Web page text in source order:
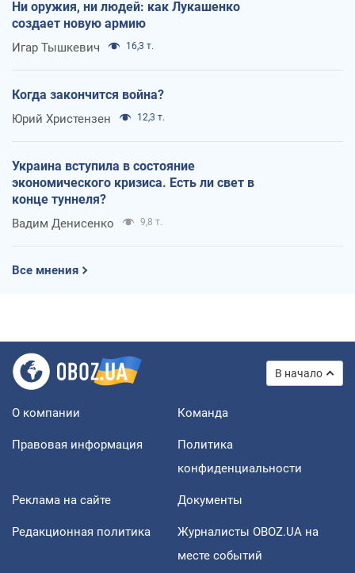
Ни оружия, ни людей: как Лукашенко
создает новую армию
Игар Тышкевич 16,3 т.
Когда закончится война?
Юрий Христензен 12,3 т.
Украина вступила в состояние
экономического кризиса. Есть ли свет в
конце туннеля?
Вадим Денисенко 9,8 т.
Все мнения
В начало
О компании Команда
Правовая информация
Политика
конфиденциальности
Реклама на сайте Документы
Редакционная политика
Журналисты OBOZ.UA на
месте событий